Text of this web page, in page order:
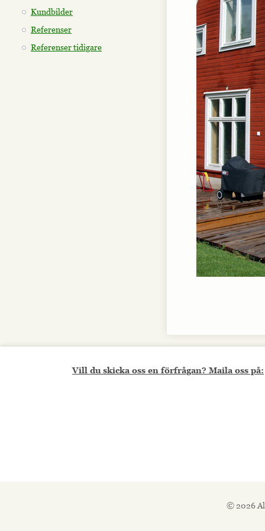
Kundbilder
Referenser
Referenser tidigare
Vill du skicka oss en förfrågan? Maila oss på:
© 2026